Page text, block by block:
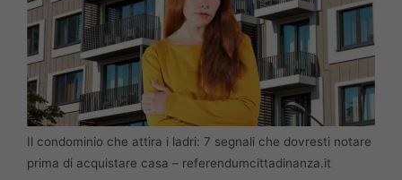
Il condominio che attira i ladri: 7 segnali che dovresti notare
prima di acquistare casa – referendumcittadinanza.it